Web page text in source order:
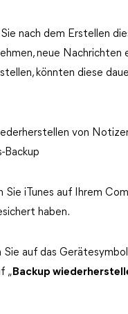
nach dem Erstellen
neue Nachrichten
könnten diese
von
Backup
Sie iTunes auf Ihrem
haben.
Sie auf das
„ Backup